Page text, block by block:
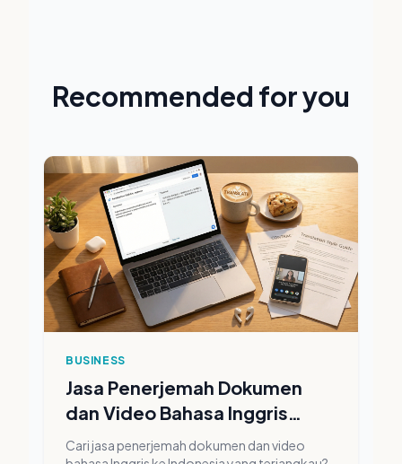
Recommended for you
BUSINESS
Jasa Penerjemah Dokumen
dan Video Bahasa Inggris
Indonesia Murah & Profesional
Cari jasa penerjemah dokumen dan video